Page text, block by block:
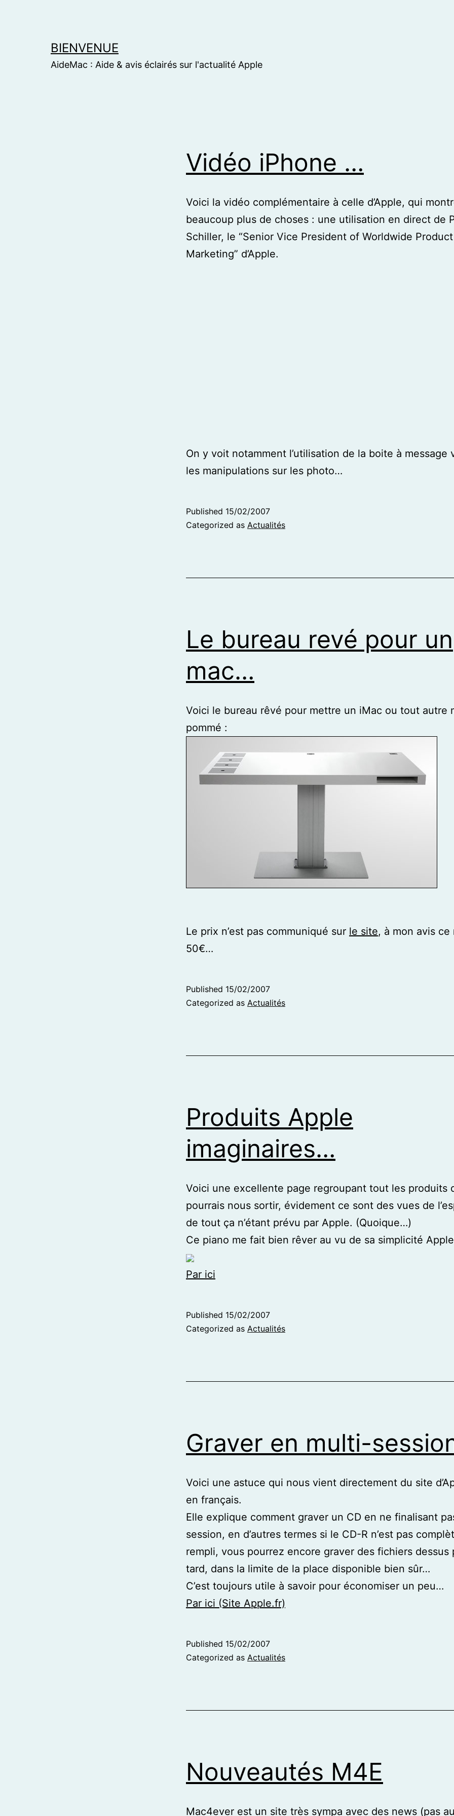
BIENVENUE
AideMac : Aide & avis éclairés sur l'actualité Apple
Vidéo iPhone …
Voici la vidéo complémentaire à celle d’Apple, qui
beaucoup plus de choses : une utilisation en direct de
Schiller, le “Senior Vice President of Worldwide Product
Marketing” d’Apple.
On y voit notamment l’utilisation de la boite à message
les manipulations sur les photo…
Published 15/02/2007
Categorized as Actualités
Le bureau revé pour un
mac…
Voici le bureau rêvé pour mettre un iMac ou tout autre
pommé :
Le prix n’est pas communiqué sur le site, à mon avis ce
50€…
Published 15/02/2007
Categorized as Actualités
Produits Apple
imaginaires…
Voici une excellente page regroupant tout les produits
pourrais nous sortir, évidement ce sont des vues de
de tout ça n’étant prévu par Apple. (Quoique…)
Ce piano me fait bien rêver au vu de sa simplicité
Par ici
Published 15/02/2007
Categorized as Actualités
Graver en multi-
Voici une astuce qui nous vient directement du site
en français.
Elle explique comment graver un CD en ne finalisant
session, en d’autres termes si le CD-R n’est pas
rempli, vous pourrez encore graver des fichiers dessus
tard, dans la limite de la place disponible bien sûr…
C’est toujours utile à savoir pour économiser un peu…
Par ici (Site Apple.fr)
Published 15/02/2007
Categorized as Actualités
Nouveautés M4E
Mac4ever est un site très sympa avec des news (pas